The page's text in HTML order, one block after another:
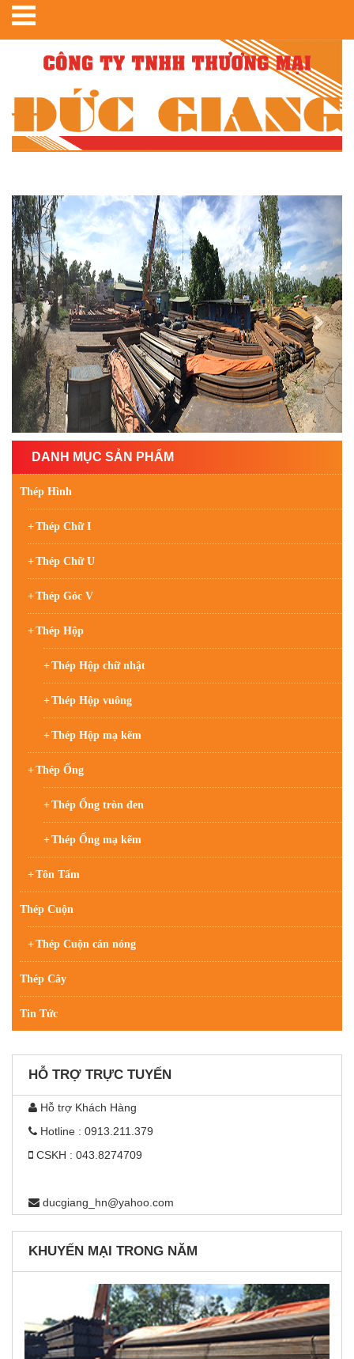
DANH MỤC SẢN PHẨM
Thép Hình
Thép Chữ I
Thép Chữ U
Thép Góc V
Thép Hộp
Thép Hộp chữ nhật
Thép Hộp vuông
Thép Hộp mạ kẽm
Thép Ống
Thép Ống tròn đen
Thép Ống mạ kẽm
Tôn Tấm
Thép Cuộn
Thép Cuộn cán nóng
Thép Cây
Tin Tức
HỖ TRỢ TRỰC TUYẾN
Hỗ trợ Khách Hàng
Hotline : 0913.211.379
CSKH : 043.8274709
ducgiang_hn@yahoo.com
KHUYẾN MẠI TRONG NĂM